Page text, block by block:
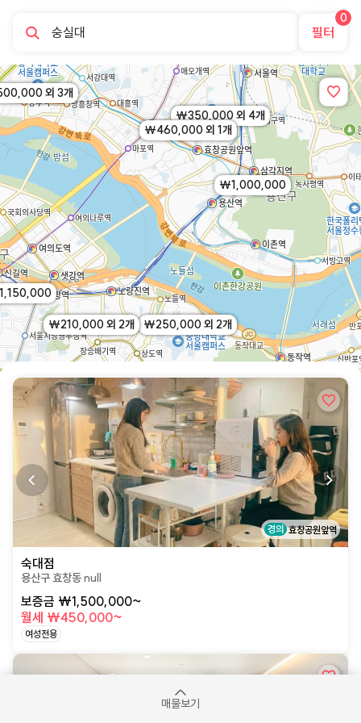
필터
0
매물보기
경의 효창공원앞역
숙대점
용산구 효창동 null
보증금 ₩1,500,000~
월세 ₩450,000~
여성전용
상세페이지로 이동
상세페이지로 이동
￦290,000 외 5개
￦1,000,000
￦850,000
외 3개
￦350,000 외 4개
￦480,000
￦460,000 외 1개
￦420,000 외 1개
￦330,000 외 1개
￦250,000 외 2개
￦210,000 외 2개